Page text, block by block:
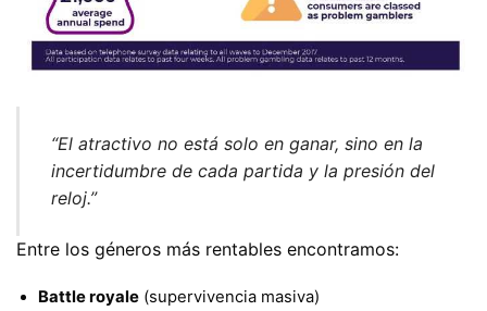
“El atractivo no está solo en ganar, sino en la
incertidumbre de cada partida y la presión del
reloj.”
Entre los géneros más rentables encontramos:
Battle royale (supervivencia masiva)